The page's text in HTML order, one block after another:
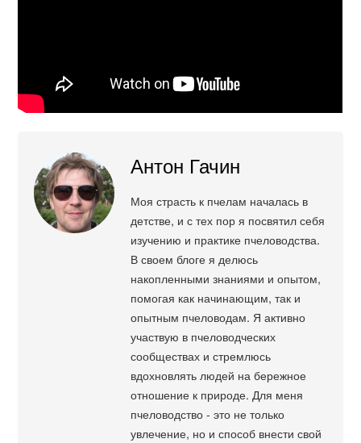
Антон Гачин
Моя страсть к пчелам началась в
детстве, и с тех пор я посвятил себя
изучению и практике пчеловодства.
В своем блоге я делюсь
накопленными знаниями и опытом,
помогая как начинающим, так и
опытным пчеловодам. Я активно
участвую в пчеловодческих
сообществах и стремлюсь
вдохновлять людей на бережное
отношение к природе. Для меня
пчеловодство - это не только
увлечение, но и способ внести свой